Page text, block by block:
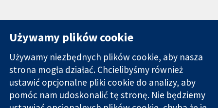
Wiarygodne dane
11-13 Cavendish
Square
Londyn
Kontakt
Nowości
Biuro
Używamy plików cookie
Używamy niezbędnych plików cookie, aby nasza
strona mogła działać. Chcielibyśmy również
ustawić opcjonalne pliki cookie do analizy, aby
pomóc nam udoskonalić tę stronę. Nie będziemy